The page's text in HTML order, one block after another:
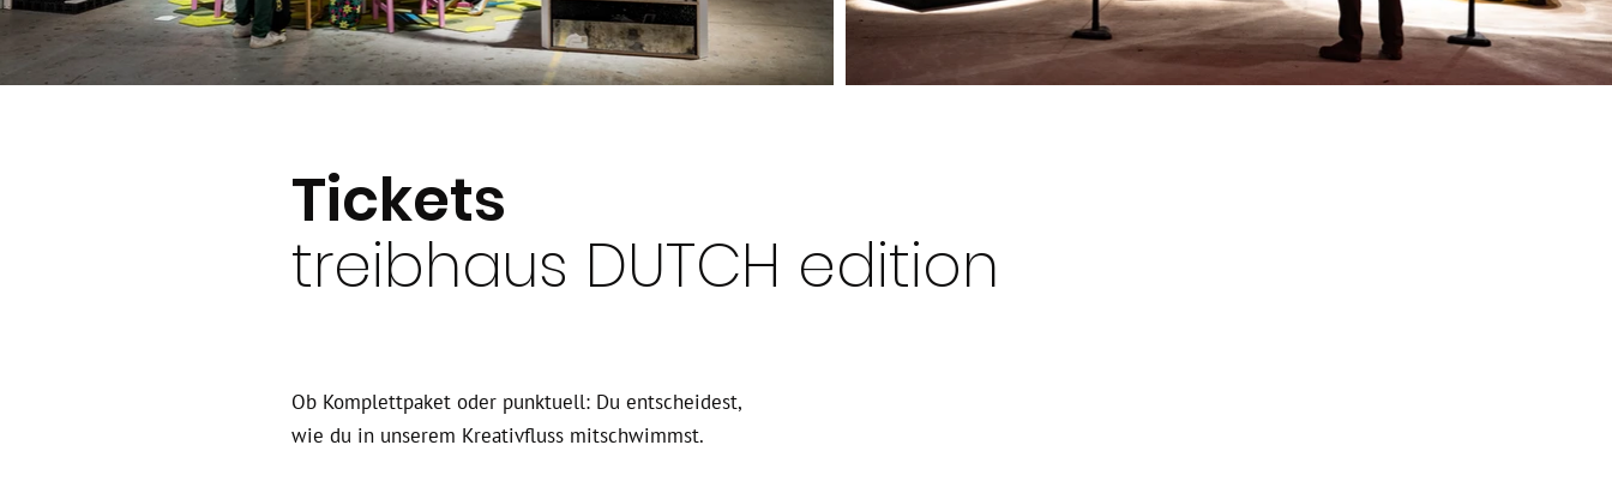
Tickets
treibhaus DUTCH edition
Ob Komplettpaket oder punktuell: Du entscheidest,
wie du in unserem Kreativfluss mitschwimmst.